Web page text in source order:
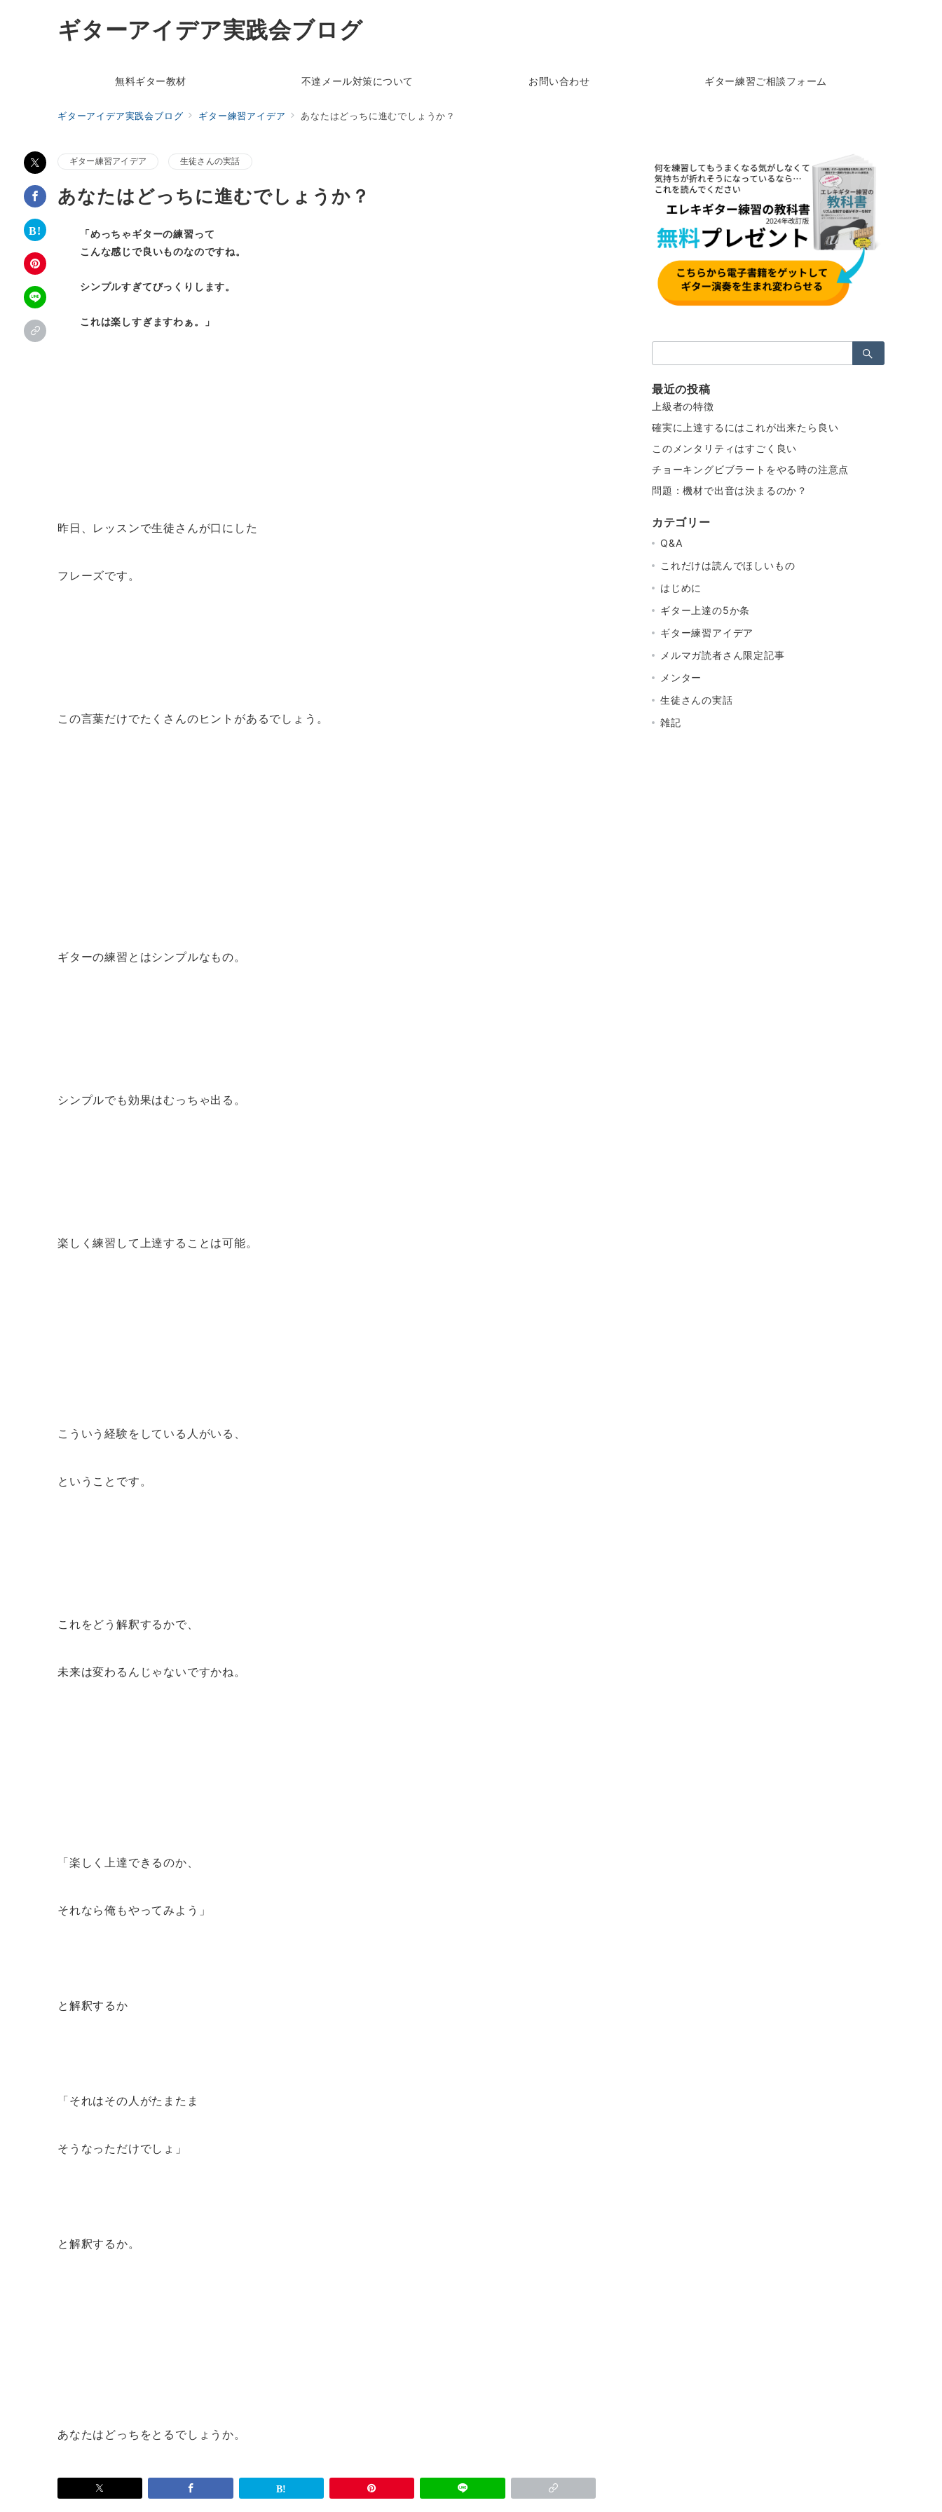
ギターアイデア実践会ブログ
無料ギター教材 不達メール対策について お問い合わせ ギター練習ご相談フォーム
ギターアイデア実践会ブログ ギター練習アイデア あなたはどっちに進むでしょうか？
ギター練習アイデア 生徒さんの実話
あなたはどっちに進むでしょうか？
「めっちゃギターの練習って
こんな感じで良いものなのですね。
シンプルすぎてびっくりします。
これは楽しすぎますわぁ。」
昨日、レッスンで生徒さんが口にした
フレーズです。
この言葉だけでたくさんのヒントがあるでしょう。
ギターの練習とはシンプルなもの。
シンプルでも効果はむっちゃ出る。
楽しく練習して上達することは可能。
こういう経験をしている人がいる、
ということです。
これをどう解釈するかで、
未来は変わるんじゃないですかね。
「楽しく上達できるのか、
それなら俺もやってみよう」
と解釈するか
「それはその人がたまたま
そうなっただけでしょ」
と解釈するか。
あなたはどっちをとるでしょうか。
索：
最近の投稿
上級者の特徴
確実に上達するにはこれが出来たら良い
このメンタリティはすごく良い
チョーキングビブラートをやる時の注意点
問題：機材で出音は決まるのか？
カテゴリー
Q&A
これだけは読んでほしいもの
はじめに
ギター上達の5か条
ギター練習アイデア
メルマガ読者さん限定記事
メンター
生徒さんの実話
雑記